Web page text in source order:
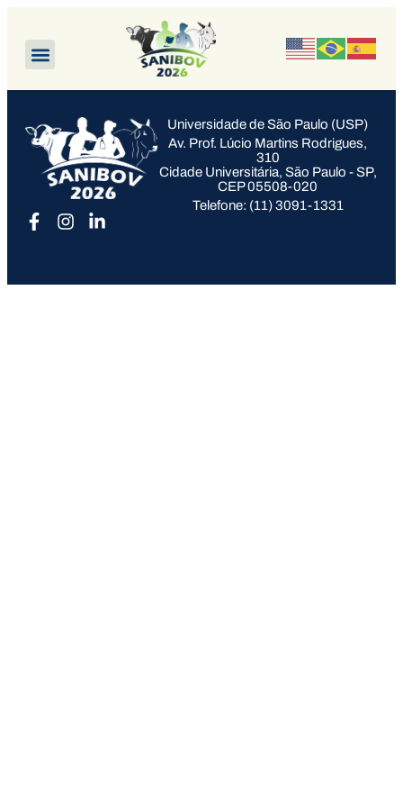
Universidade de São Paulo (USP)
Av. Prof. Lúcio Martins Rodrigues,
310
Cidade Universitária, São Paulo - SP,
CEP 05508-020
Telefone: (11) 3091-1331